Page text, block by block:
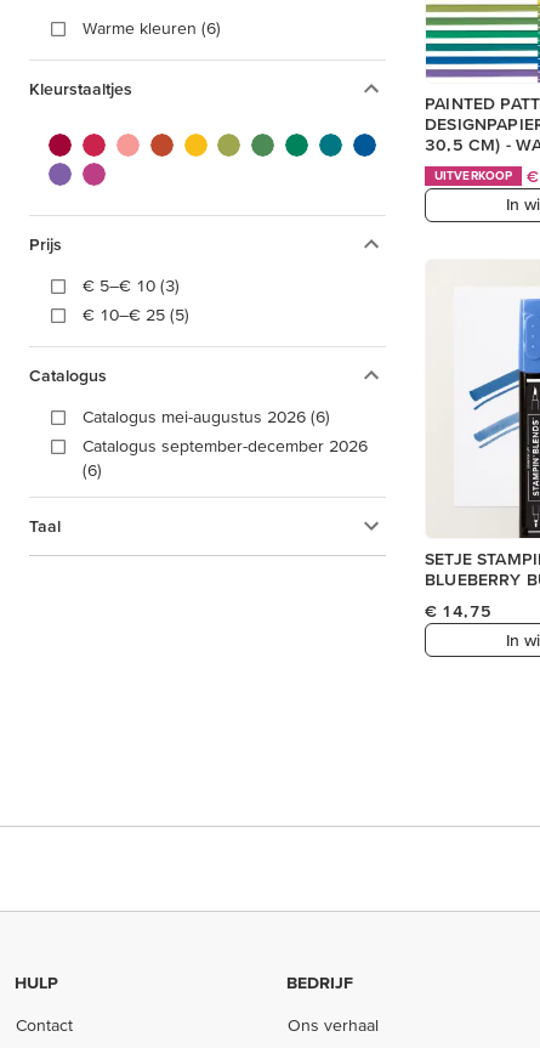
Warme kleuren (6)
Kleurstaaltjes
Prijs
€ 5–€ 10 (3)
€ 10–€ 25 (5)
Catalogus
Catalogus mei-augustus 2026 (6)
Catalogus september-december 2026
(6)
Taal
PAINTED
30,5 CM) -
UITVERKOOP
In
SETJE
BLUEBERRY
€ 14,75
In
HULP
Contact
BEDRIJF
Ons verhaal